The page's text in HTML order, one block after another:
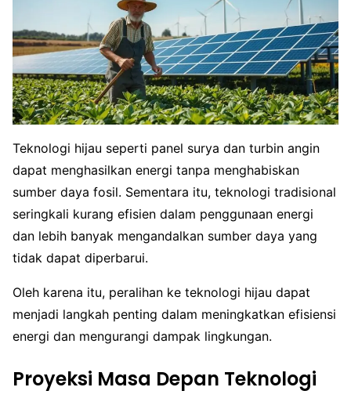
Teknologi hijau seperti panel surya dan turbin angin
dapat menghasilkan energi tanpa menghabiskan
sumber daya fosil. Sementara itu, teknologi tradisional
seringkali kurang efisien dalam penggunaan energi
dan lebih banyak mengandalkan sumber daya yang
tidak dapat diperbarui.
Oleh karena itu, peralihan ke teknologi hijau dapat
menjadi langkah penting dalam meningkatkan efisiensi
energi dan mengurangi dampak lingkungan.
Proyeksi Masa Depan Teknologi